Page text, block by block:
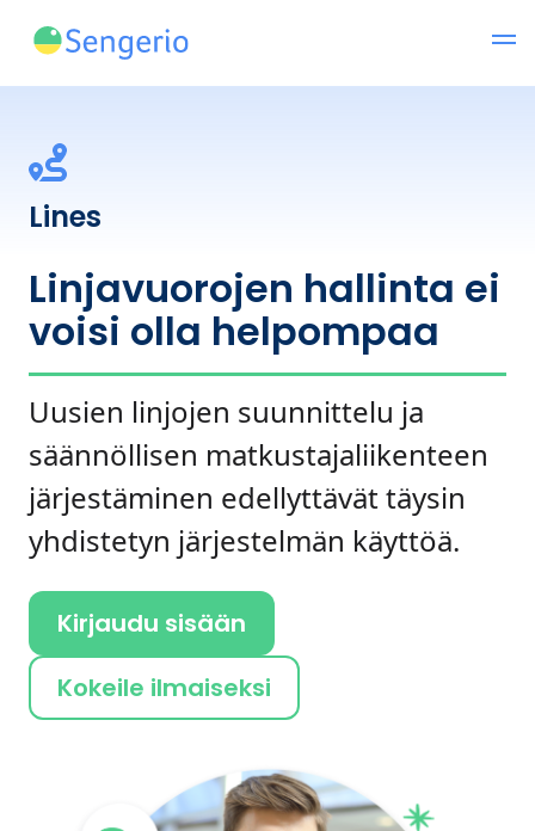
Lines
Linjavuorojen hallinta ei
voisi olla helpompaa
Uusien linjojen suunnittelu ja
säännöllisen matkustajaliikenteen
järjestäminen edellyttävät täysin
yhdistetyn järjestelmän käyttöä.
Kirjaudu sisään
Kokeile ilmaiseksi